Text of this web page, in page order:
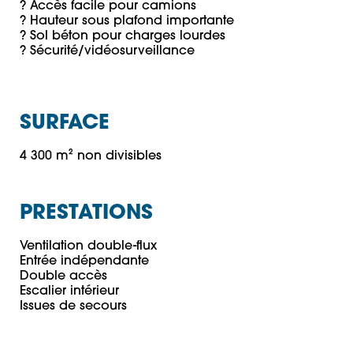
? Accès facile pour camions
? Hauteur sous plafond importante
? Sol béton pour charges lourdes
? Sécurité/vidéosurveillance
SURFACE
4 300 m² non divisibles
PRESTATIONS
Ventilation double-flux
Entrée indépendante
Double accès
Escalier intérieur